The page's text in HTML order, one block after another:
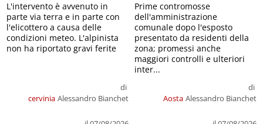
cervinia
di
Alessandro Bianchet
L'intervento è avvenuto in
parte via terra e in parte con
l'elicottero a causa delle
condizioni meteo. L'alpinista
non ha riportato gravi ferite
Aosta
di
Alessandro Bianchet
Prime contromosse
dell'amministrazione
comunale dopo l'esposto
presentato da residenti della
zona; promessi anche
maggiori controlli e ulteriori
inter...